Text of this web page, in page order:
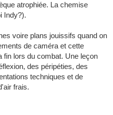
atrophiée. La chemise
Indy?).
voire plans jouissifs quand on
de caméra et cette
fin lors du combat. Une leçon
des péripéties, des
techniques et de
frais.